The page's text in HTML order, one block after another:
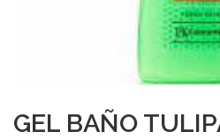
GEL BAÑO